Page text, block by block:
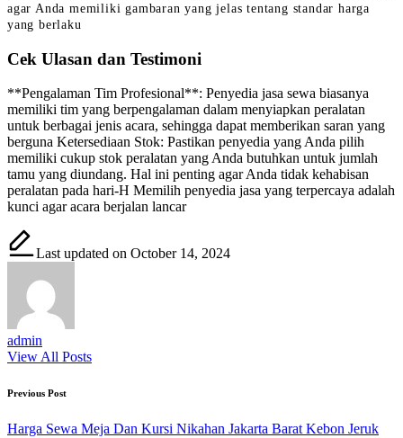
agar Anda memiliki gambaran yang jelas tentang standar harga
yang berlaku
Cek Ulasan dan Testimoni
**Pengalaman Tim Profesional**: Penyedia jasa sewa biasanya
memiliki tim yang berpengalaman dalam menyiapkan peralatan
untuk berbagai jenis acara, sehingga dapat memberikan saran yang
berguna Ketersediaan Stok: Pastikan penyedia yang Anda pilih
memiliki cukup stok peralatan yang Anda butuhkan untuk jumlah
tamu yang diundang. Hal ini penting agar Anda tidak kehabisan
peralatan pada hari-H Memilih penyedia jasa yang terpercaya adalah
kunci agar acara berjalan lancar
Last updated on October 14, 2024
admin
View All Posts
Post
navigation
Previous Post
Harga Sewa Meja Dan Kursi Nikahan Jakarta Barat Kebon Jeruk